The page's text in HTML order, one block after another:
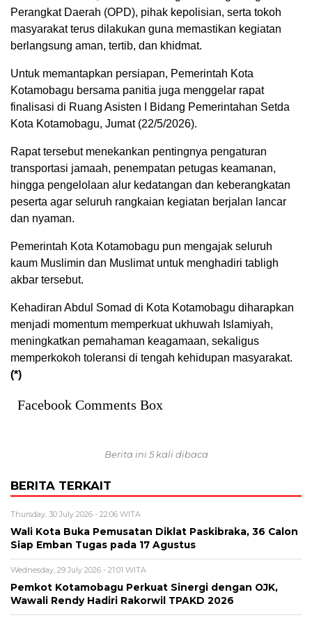
Perangkat Daerah (OPD), pihak kepolisian, serta tokoh
masyarakat terus dilakukan guna memastikan kegiatan
berlangsung aman, tertib, dan khidmat.
Untuk memantapkan persiapan, Pemerintah Kota
Kotamobagu bersama panitia juga menggelar rapat
finalisasi di Ruang Asisten I Bidang Pemerintahan Setda
Kota Kotamobagu, Jumat (22/5/2026).
Rapat tersebut menekankan pentingnya pengaturan
transportasi jamaah, penempatan petugas keamanan,
hingga pengelolaan alur kedatangan dan keberangkatan
peserta agar seluruh rangkaian kegiatan berjalan lancar
dan nyaman.
Pemerintah Kota Kotamobagu pun mengajak seluruh
kaum Muslimin dan Muslimat untuk menghadiri tabligh
akbar tersebut.
Kehadiran Abdul Somad di Kota Kotamobagu diharapkan
menjadi momentum memperkuat ukhuwah Islamiyah,
meningkatkan pemahaman keagamaan, sekaligus
memperkokoh toleransi di tengah kehidupan masyarakat.
(*)
Facebook Comments Box
Berita ini 5 kali dibaca
BERITA TERKAIT
Thursday, 30 July 2026 - 22:06 WITA
Wali Kota Buka Pemusatan Diklat Paskibraka, 36 Calon
Siap Emban Tugas pada 17 Agustus
Wednesday, 29 July 2026 - 21:01 WITA
Pemkot Kotamobagu Perkuat Sinergi dengan OJK,
Wawali Rendy Hadiri Rakorwil TPAKD 2026